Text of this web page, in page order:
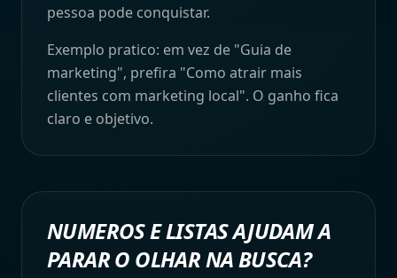
pessoa pode conquistar.
Exemplo pratico: em vez de "Guia de
marketing", prefira "Como atrair mais
clientes com marketing local". O ganho fica
claro e objetivo.
NUMEROS E LISTAS AJUDAM A
PARAR O OLHAR NA BUSCA?